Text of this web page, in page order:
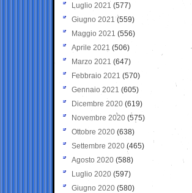
Luglio 2021 (577)
Giugno 2021(559)
Maggio 2021 (556)
Aprile 2021 (506)
Marzo 2021 (647)
Febbraio 2021 (570)
Gennaio 2021 (605)
Dicembre 2020 (619)
Novembre 2020 (575)
Ottobre 2020 (638)
Settembre 2020(465)
Agosto 2020 (588)
Luglio 2020 (597)
Giugno 2020 (580)